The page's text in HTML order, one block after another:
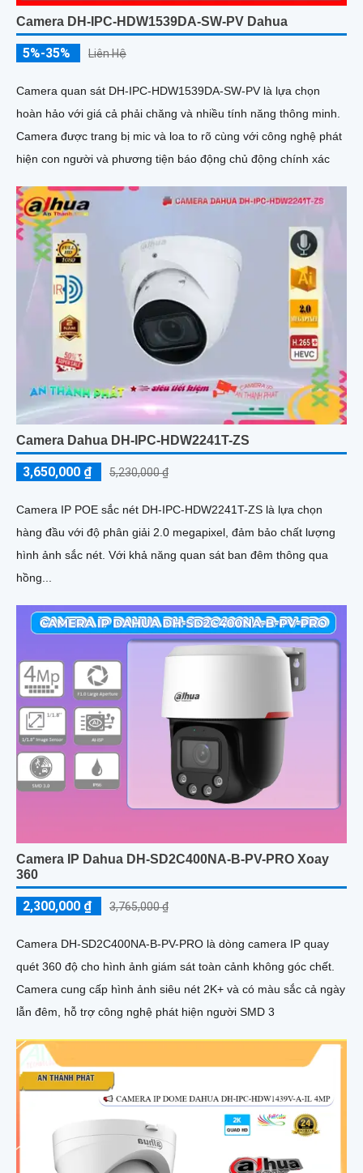
Camera DH-IPC-HDW1539DA-SW-PV Dahua
5%-35% Liên Hệ
Camera quan sát DH-IPC-HDW1539DA-SW-PV là lựa chọn
hoàn hảo với giá cả phải chăng và nhiều tính năng thông minh.
Camera được trang bị mic và loa to rõ cùng với công nghệ phát
hiện con người và phương tiện báo động chủ động chính xác
Camera Dahua DH-IPC-HDW2241T-ZS
3,650,000 ₫ 5,230,000 ₫
Camera IP POE sắc nét DH-IPC-HDW2241T-ZS là lựa chọn
hàng đầu với độ phân giải 2.0 megapixel, đảm bảo chất lượng
hình ảnh sắc nét. Với khả năng quan sát ban đêm thông qua
hồng...
Camera IP Dahua DH-SD2C400NA-B-PV-PRO Xoay
360
2,300,000 ₫ 3,765,000 ₫
Camera DH-SD2C400NA-B-PV-PRO là dòng camera IP quay
quét 360 độ cho hình ảnh giám sát toàn cảnh không góc chết.
Camera cung cấp hình ảnh siêu nét 2K+ và có màu sắc cả ngày
lẫn đêm, hỗ trợ công nghệ phát hiện người SMD 3